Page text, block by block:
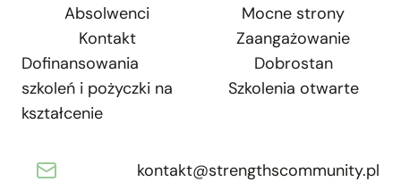
Absolwenci
Kontakt
Dofinansowania
szkoleń i pożyczki na
kształcenie
Mocne strony
Zaangażowanie
Dobrostan
Szkolenia otwarte
kontakt@strengthscommunity.pl